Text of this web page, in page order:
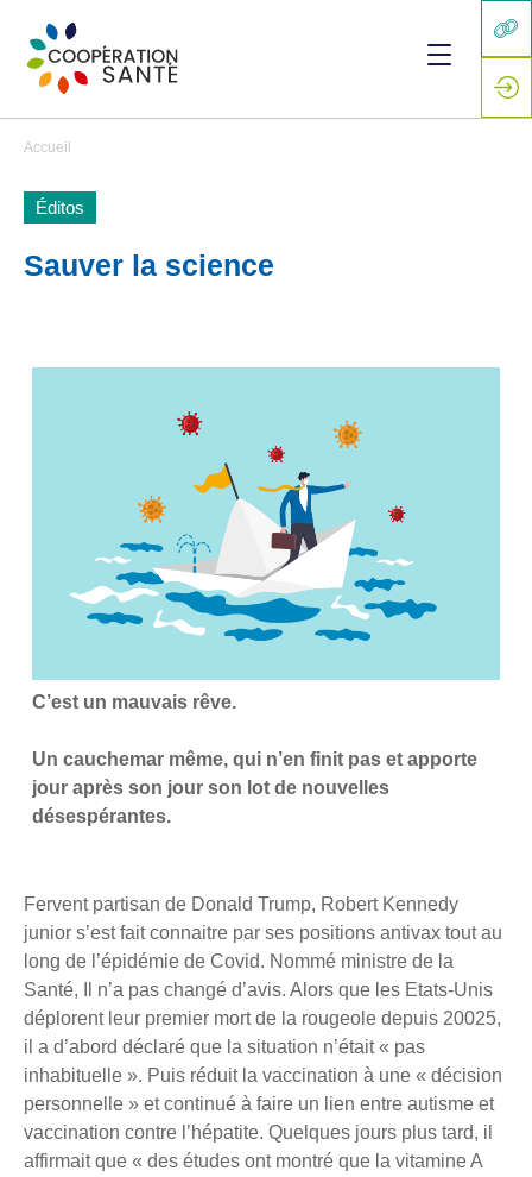
Accueil
Éditos
Sauver la science
C’est un mauvais rêve.
Un cauchemar même, qui n’en finit pas et apporte
jour après son jour son lot de nouvelles
désespérantes.
Fervent partisan de Donald Trump, Robert Kennedy
junior s’est fait connaitre par ses positions antivax tout au
long de l’épidémie de Covid. Nommé ministre de la
Santé, Il n’a pas changé d’avis. Alors que les Etats-Unis
déplorent leur premier mort de la rougeole depuis 20025,
il a d’abord déclaré que la situation n’était « pas
inhabituelle ». Puis réduit la vaccination à une « décision
personnelle » et continué à faire un lien entre autisme et
vaccination contre l’hépatite. Quelques jours plus tard, il
affirmait que « des études ont montré que la vitamine A